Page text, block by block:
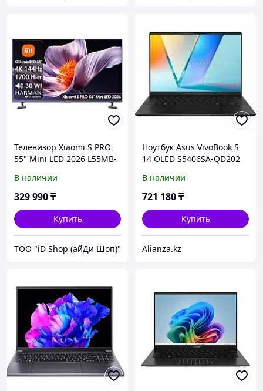
Телевизор Xiaomi S PRO
55" Mini LED 2026 L55MB-
Mini LED 1700Нит, звук
2.0(30Вт)]
В наличии
329 990₸
Купить
ТОО "iD Shop (айДи Шоп)"
Ноутбук Asus VivoBook S
14 OLED S5406SA-QD202
В наличии
721 180₸
Купить
Alianza.kz